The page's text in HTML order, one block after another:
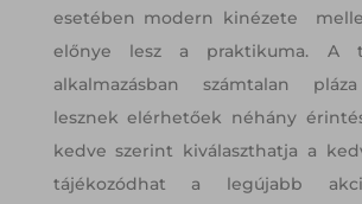
esetében modern kinézete
előnye lesz a praktikuma. A
alkalmazásban számtalan
lesznek elérhetőek néhány
kedve szerint kiválaszthatja a
tájékozódhat a legújabb